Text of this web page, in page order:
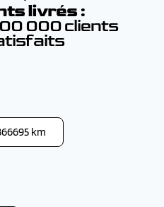
livrés :
000 clients
km